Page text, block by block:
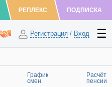
РЕПЛЕКС ПОДПИСКА
Регистрация / Вход
График
смен
Расчёт
пенсии